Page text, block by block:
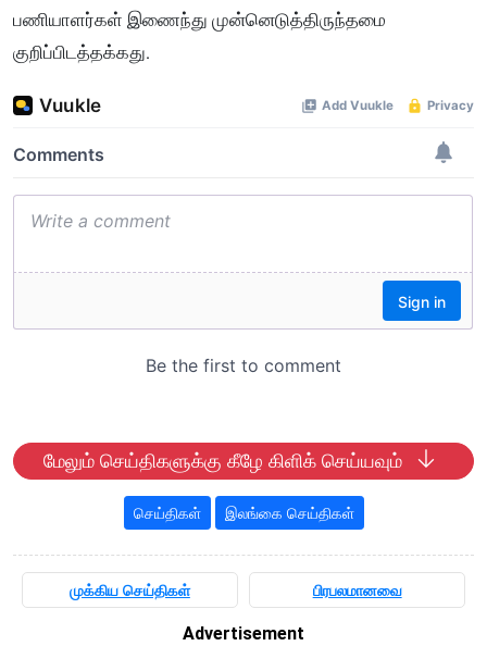
பணியாளர்கள் இணைந்து முன்னெடுத்திருந்தமை
குறிப்பிடத்தக்கது.
மேலும் செய்திகளுக்கு கீழே கிளிக் செய்யவும்
செய்திகள் இலங்கை செய்திகள்
முக்கிய செய்திகள் பிரபலமானவை
Advertisement